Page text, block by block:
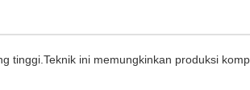
tinggi.Teknik ini memungkinkan produksi